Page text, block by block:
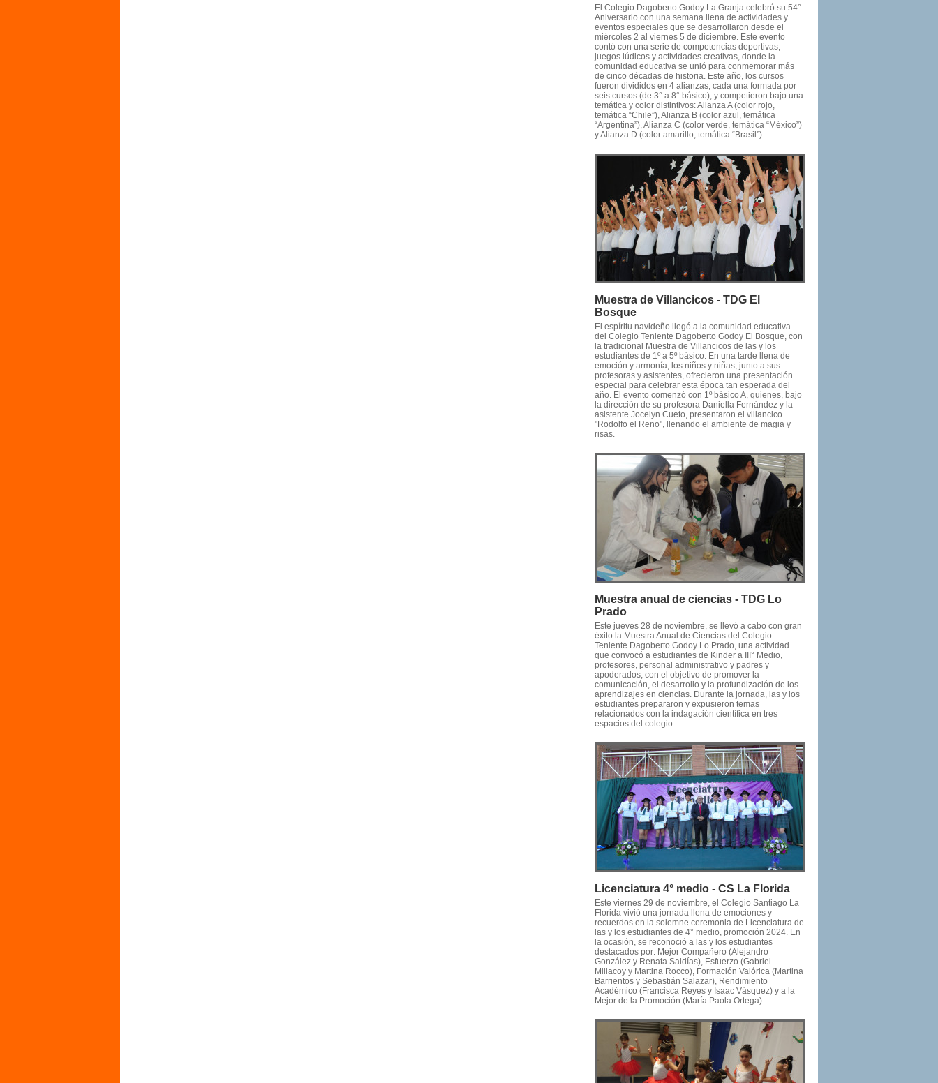
El Colegio Dagoberto Godoy La Granja celebró su 54°
Aniversario con una semana llena de actividades y
eventos especiales que se desarrollaron desde el
miércoles 2 al viernes 5 de diciembre. Este evento
contó con una serie de competencias deportivas,
juegos lúdicos y actividades creativas, donde la
comunidad educativa se unió para conmemorar más
de cinco décadas de historia. Este año, los cursos
fueron divididos en 4 alianzas, cada una formada por
seis cursos (de 3° a 8° básico), y competieron bajo una
temática y color distintivos: Alianza A (color rojo,
temática “Chile”), Alianza B (color azul, temática
“Argentina”), Alianza C (color verde, temática “México”)
y Alianza D (color amarillo, temática “Brasil”).
Muestra de Villancicos - TDG El
Bosque
El espíritu navideño llegó a la comunidad educativa
del Colegio Teniente Dagoberto Godoy El Bosque, con
la tradicional Muestra de Villancicos de las y los
estudiantes de 1º a 5º básico. En una tarde llena de
emoción y armonía, los niños y niñas, junto a sus
profesoras y asistentes, ofrecieron una presentación
especial para celebrar esta época tan esperada del
año. El evento comenzó con 1º básico A, quienes, bajo
la dirección de su profesora Daniella Fernández y la
asistente Jocelyn Cueto, presentaron el villancico
"Rodolfo el Reno", llenando el ambiente de magia y
risas.
Muestra anual de ciencias - TDG Lo
Prado
Este jueves 28 de noviembre, se llevó a cabo con gran
éxito la Muestra Anual de Ciencias del Colegio
Teniente Dagoberto Godoy Lo Prado, una actividad
que convocó a estudiantes de Kinder a III° Medio,
profesores, personal administrativo y padres y
apoderados, con el objetivo de promover la
comunicación, el desarrollo y la profundización de los
aprendizajes en ciencias. Durante la jornada, las y los
estudiantes prepararon y expusieron temas
relacionados con la indagación científica en tres
espacios del colegio.
Licenciatura 4° medio - CS La Florida
Este viernes 29 de noviembre, el Colegio Santiago La
Florida vivió una jornada llena de emociones y
recuerdos en la solemne ceremonia de Licenciatura de
las y los estudiantes de 4° medio, promoción 2024. En
la ocasión, se reconoció a las y los estudiantes
destacados por: Mejor Compañero (Alejandro
González y Renata Saldías), Esfuerzo (Gabriel
Millacoy y Martina Rocco), Formación Valórica (Martina
Barrientos y Sebastián Salazar), Rendimiento
Académico (Francisca Reyes y Isaac Vásquez) y a la
Mejor de la Promoción (María Paola Ortega).